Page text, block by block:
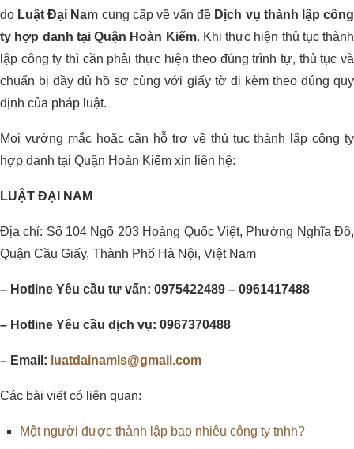
do Luật Đại Nam cung cấp về vấn đề Dịch vụ thành lập công
ty hợp danh tại Quận Hoàn Kiếm. Khi thực hiện thủ tục thành
lập công ty thì cần phải thực hiện theo đúng trình tự, thủ tục và
chuẩn bị đầy đủ hồ sơ cùng với giấy tờ đi kèm theo đúng quy
định của pháp luật.
Mọi vướng mắc hoặc cần hỗ trợ về thủ tục thành lập công ty
hợp danh tại Quận Hoàn Kiếm xin liên hệ:
LUẬT ĐẠI NAM
Địa chỉ: Số 104 Ngõ 203 Hoàng Quốc Việt, Phường Nghĩa Đô,
Quận Cầu Giấy, Thành Phố Hà Nội, Việt Nam
– Hotline Yêu cầu tư vấn: 0975422489 – 0961417488
– Hotline Yêu cầu dịch vụ: 0967370488
– Email: luatdainamls@gmail.com
Các bài viết có liên quan:
Một người được thành lập bao nhiêu công ty tnhh?